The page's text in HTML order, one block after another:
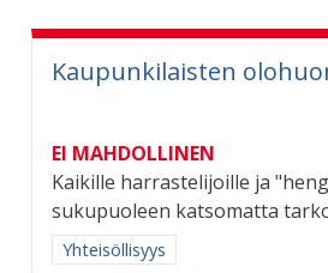
Kaupunkilaisten
EI MAHDOLLINEN
Kaikille harrastelijoille ja
sukupuoleen katsomatta
Rajaa tulokset aihepiirin mukaan:
Yhteisöllisyys